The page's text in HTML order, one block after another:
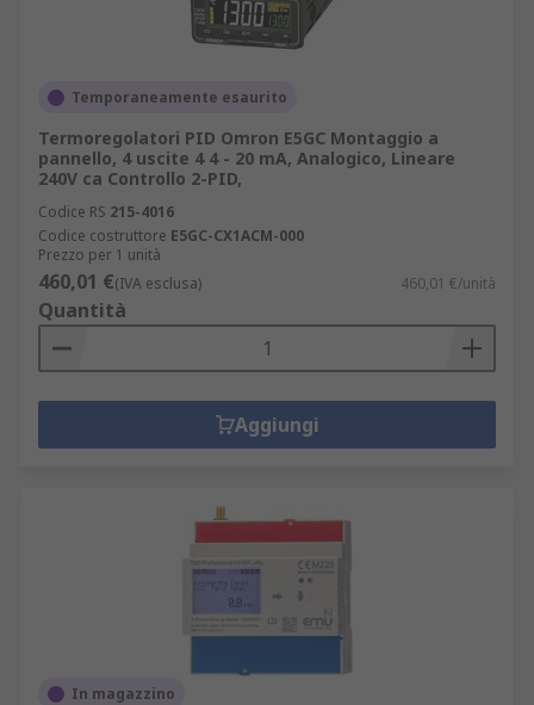
Temporaneamente esaurito
Termoregolatori PID Omron E5GC Montaggio a
pannello, 4 uscite 4 4 - 20 mA, Analogico, Lineare
240V ca Controllo 2-PID,
Codice RS 215-4016
Codice costruttore E5GC-CX1ACM-000
Prezzo per 1 unità
460,01 €(IVA esclusa) 460,01 €/unità
Quantità
Aggiungi
In magazzino